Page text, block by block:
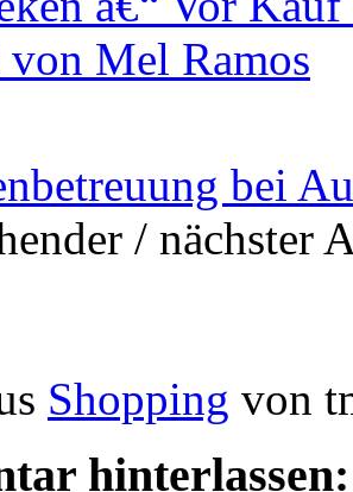
von Mel Ramos
bei
/
Shopping von
hinterlassen: